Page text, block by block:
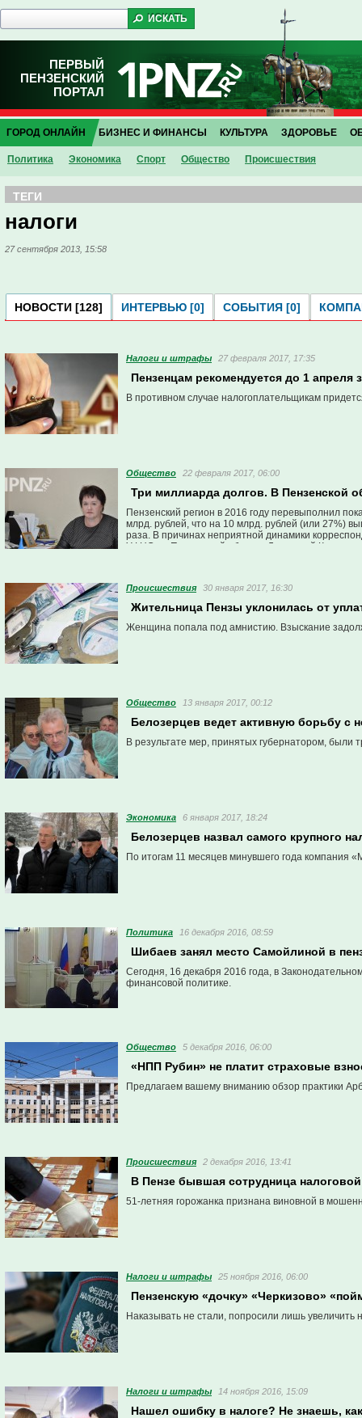
ПЕРВЫЙ
ПЕНЗЕНСКИЙ
ПОРТАЛ
ГОРОД ОНЛАЙН
Политика Экономика Спорт Общество Проиcшествия
БИЗНЕС И ФИНАНСЫ КУЛЬТУРА ЗДОРОВЬЕ
ТЕГИ
налоги
27 сентября 2013, 15:58
НОВОСТИ [128] ИНТЕРВЬЮ [0] СОБЫТИЯ [0]
Налоги и штрафы 27 февраля 2017, 17:35
Пензенцам рекомендуется до 1
В противном случае налогоплательщикам
Общество 22 февраля 2017, 06:00
Три миллиарда долгов. В Пензенской
Пензенский регион в 2016 году перевыполнил
млрд. рублей, что на 10 млрд. рублей (или 27%)
раза. В причинах неприятной динамики
УФНС по Пензенской области Людмилой
Проиcшествия 30 января 2017, 16:30
Жительница Пензы уклонилась от
Женщина попала под амнистию. Взыскание
Общество 13 января 2017, 00:12
Белозерцев ведет активную борьбу с
В результате мер, принятых губернатором, были
Экономика 6 января 2017, 18:24
Белозерцев назвал самого крупного
По итогам 11 месяцев минувшего года компания
Политика 16 декабря 2016, 08:59
Шибаев занял место Самойлиной в
Сегодня, 16 декабря 2016 года, в
финансовой политике.
Общество 5 декабря 2016, 06:00
«НПП Рубин» не платит страховые
Предлагаем вашему вниманию обзор практики
Проиcшествия 2 декабря 2016, 13:41
В Пензе бывшая сотрудница
51-летняя горожанка признана виновной в
Налоги и штрафы 25 ноября 2016, 06:00
Пензенскую «дочку» «Черкизово»
Наказывать не стали, попросили лишь увеличить
Налоги и штрафы 14 ноября 2016, 15:09
Нашел ошибку в налоге? Не знаешь,